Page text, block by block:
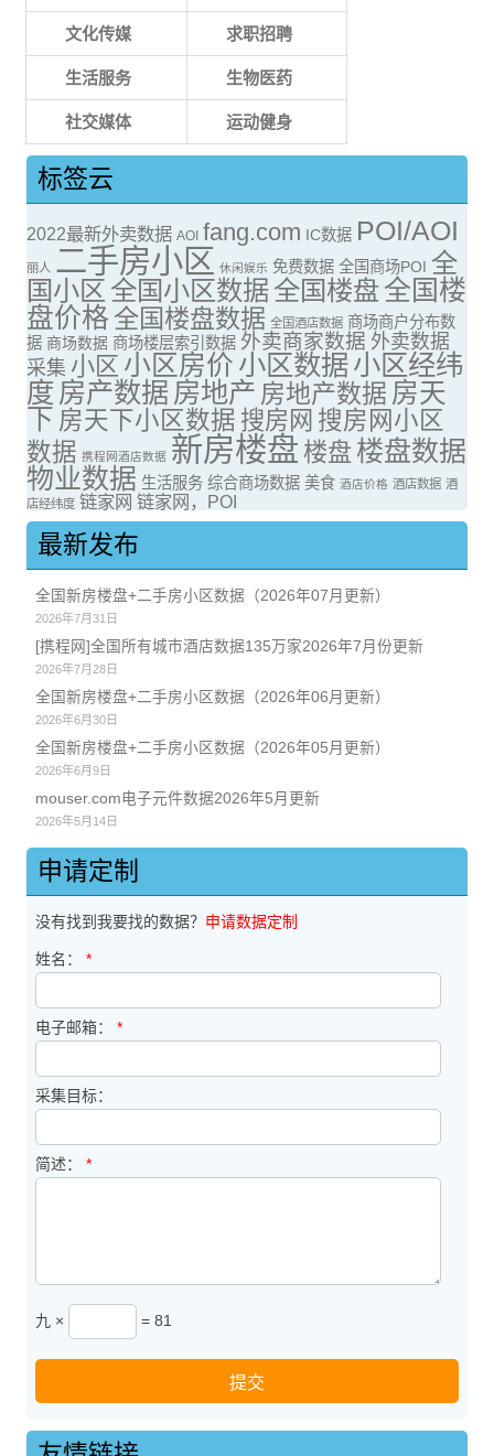
文化传媒 求职招聘
生活服务 生物医药
社交媒体 运动健身
标签云
2022最新外卖数据 AOI fang.com IC数据 POI/AOI
丽人 二手房小区 休闲娱乐 免费数据 全国商场POI 全
国小区 全国小区数据全国楼盘全国楼
盘价格 全国楼盘数据 全国酒店数据 商场商户分布数
据 商场数据 商场楼层索引数据 外卖商家数据 外卖数据
采集 小区 小区房价 小区数据小区经纬
度 房产数据 房地产 房地产数据 房天
下 房天下小区数据 搜房网 搜房网小区
数据 携程网酒店数据 新房楼盘 楼盘 楼盘数据
物业数据 生活服务 综合商场数据 美食 酒店价格 酒店数据 酒
店经纬度 链家网 链家网，POI
最新发布
全国新房楼盘+二手房小区数据（2026年07月更新）
2026年7月31日
[携程网]全国所有城市酒店数据135万家2026年7月份更新
2026年7月28日
全国新房楼盘+二手房小区数据（2026年06月更新）
2026年6月30日
全国新房楼盘+二手房小区数据（2026年05月更新）
2026年6月9日
mouser.com电子元件数据2026年5月更新
2026年5月14日
申请定制
没有找到我要找的数据？ 申请数据定制
姓名： *
电子邮箱： *
采集目标：
简述： *
九 × = 81